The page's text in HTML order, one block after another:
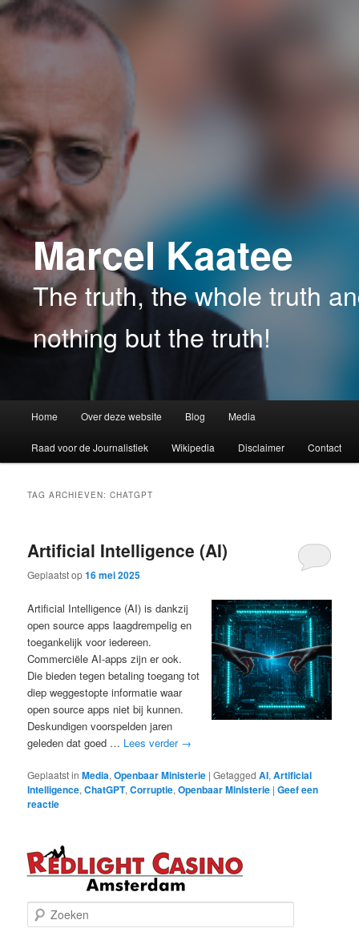
Spring
Spring
Marcel Kaatee
The truth, the whole truth
nothing but the truth!
Home Over deze website Blog Media
Raad voor de Journalistiek Wikipedia Disclaimer Contact
TAG ARCHIEVEN:CHATGPT
Artificial Intelligence (AI)
Geplaatst op16 mei 2025
Artificial Intelligence (AI) is dankzij
open source apps laagdrempelig en
toegankelijk voor iedereen.
Commerciële AI-apps zijn er ook.
Die bieden tegen betaling toegang tot
diep weggestopte informatie waar
open source apps niet bij kunnen.
Deskundigen voorspelden jaren
geleden dat goed … Lees verder →
Geplaatst in Media,Openbaar Ministerie |Getagged AI,Artificial
Intelligence,ChatGPT,Corruptie,Openbaar Ministerie |Geef een
reactie
o